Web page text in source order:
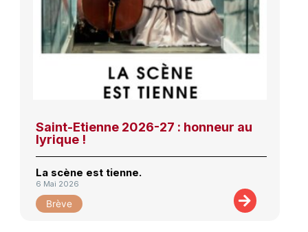
Saint-Etienne 2026-27 : honneur au
lyrique !
La scène est tienne.
6 Mai 2026
Brève